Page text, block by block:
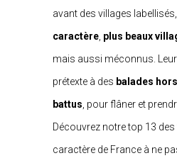
avant des villages labellisés,
caractère plus beaux
mais aussi méconnus.
prétexte à des balades
battus , pour flâner et
Découvrez notre top 13 des
caractère de France à ne